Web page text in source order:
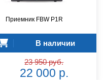
Приемник FBW P1R
В наличии
23 950 руб.
22 000 р.